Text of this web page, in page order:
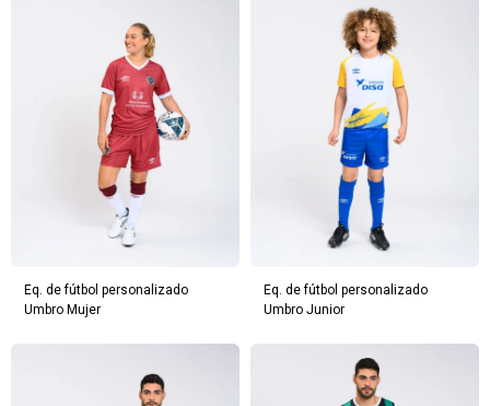
Eq. de fútbol personalizado
Umbro Mujer
Eq. de fútbol personalizado
Umbro Junior